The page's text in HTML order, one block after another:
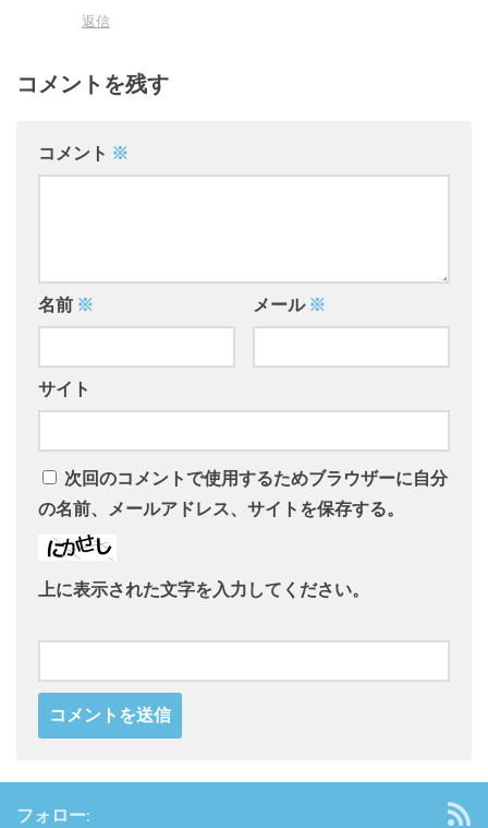
返信
コメントを残す
コメント ※
名前 ※ メール ※
サイト
次回のコメントで使用するためブラウザーに自分
の名前、メールアドレス、サイトを保存する。
上に表示された文字を入力してください。
フォロー: